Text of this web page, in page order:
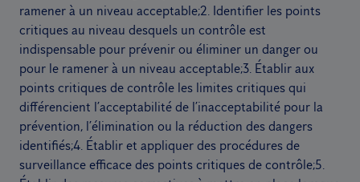
ramener à un niveau acceptable;2. Identifier les points
critiques au niveau desquels un contrôle est
indispensable pour prévenir ou éliminer un danger ou
pour le ramener à un niveau acceptable;3. Établir aux
points critiques de contrôle les limites critiques qui
différencient l’acceptabilité de l’inacceptabilité pour la
prévention, l’élimination ou la réduction des dangers
identifiés;4. Établir et appliquer des procédures de
surveillance efficace des points critiques de contrôle;5.